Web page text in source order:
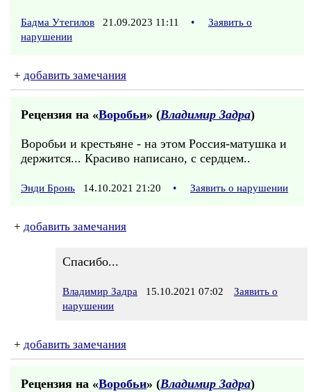
Бадма Утегилов 21.09.2023 11:11 •
Заявить о
нарушении
+ добавить замечания
Рецензия на «Воробьи» (Владимир Задра)
Воробьи и крестьяне - на этом Россия-матушка и
держится... Красиво написано, с сердцем..
Энди Бронь 14.10.2021 21:20 • Заявить о нарушении
+ добавить замечания
Спасибо...
Владимир Задра 15.10.2021 07:02
Заявить о
нарушении
+ добавить замечания
Рецензия на «Воробьи» (Владимир Задра)